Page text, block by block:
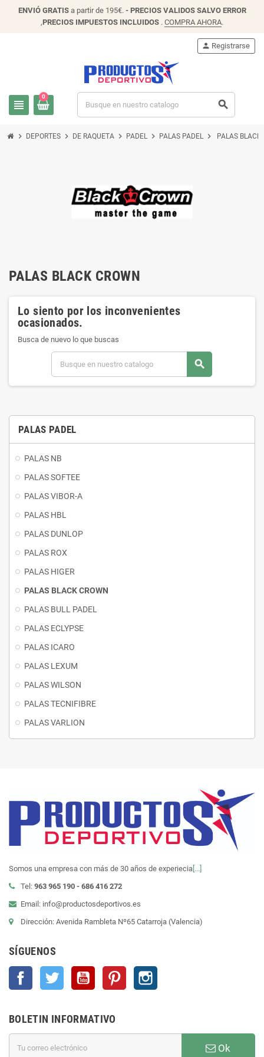
ENVIÓGRATISa partir de 195€. - PRECIOS VALIDOS SALVO ERROR
,PRECIOS IMPUESTOS INCLUIDOS . COMPRA AHORA.
view_headline
person Registrarse
0
search
chevron_right DEPORTES chevron_right DE RAQUETA chevron_right PADEL chevron_right PALAS PADEL chevron_right PALAS BLACK
PALAS PADEL
PALAS NB
PALAS SOFTEE
PALAS VIBOR-A
PALAS HBL
PALAS DUNLOP
PALAS ROX
PALAS HIGER
PALAS BLACK CROWN
PALAS BULL PADEL
PALAS ECLYPSE
PALAS ICARO
PALAS LEXUM
PALAS WILSON
PALAS TECNIFIBRE
PALAS VARLION
PALAS BLACK CROWN
Lo siento por los inconvenientes
ocasionados.
Busca de nuevo lo que buscas
search
Somos una empresa con más de 30 años de experiecia [...]
Tel: 963 965 190 - 686 416 272
Email: info@productosdeportivos.es
Dirección: Avenida Rambleta Nº65 Catarroja (Valencia)
SÍGUENOS
Facebook Twitter YouTube Pinterest
BOLETIN INFORMATIVO
Ok